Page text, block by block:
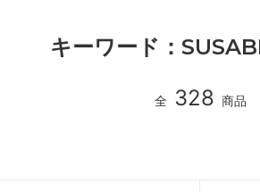
キーワード：
全 328 商品